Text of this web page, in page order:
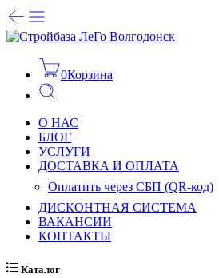
0Корзина
О НАС
БЛОГ
УСЛУГИ
ДОСТАВКА И ОПЛАТА
Оплатить через СБП (QR-код)
ДИСКОНТНАЯ СИСТЕМА
ВАКАНСИИ
КОНТАКТЫ
Каталог